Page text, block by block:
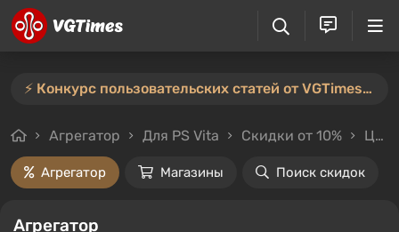
⚡️ Конкурс пользовательских статей от VGTimes продлён — участвуйте тут ⚡️
Агрегатор Для PS Vita Скидки от 10% Цены до 500₽
Агрегатор Магазины Поиск скидок
Агрегатор